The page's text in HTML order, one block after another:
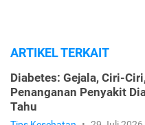
ARTIKEL TERKAIT
Diabetes: Gejala, Ciri-
Penanganan Penyakit
Tahu